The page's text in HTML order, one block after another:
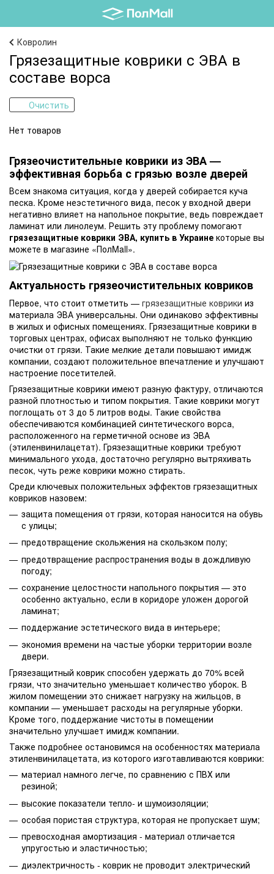
Ковролин
Грязезащитные коврики с ЭВА в
составе ворса
Очистить
Нет товаров
Грязеочистительные коврики из ЭВА —
эффективная борьба с грязью возле дверей
Всем знакома ситуация, когда у дверей собирается куча
песка. Кроме неэстетичного вида, песок у входной двери
негативно влияет на напольное покрытие, ведь повреждает
ламинат или линолеум. Решить эту проблему помогают
грязезащитные коврики ЭВА, купить в Украине которые вы
можете в магазине «ПолMall».
Актуальность грязеочистительных ковриков
Первое, что стоит отметить — грязезащитные коврики из
материала ЭВА универсальны. Они одинаково эффективны
в жилых и офисных помещениях. Грязезащитные коврики в
торговых центрах, офисах выполняют не только функцию
очистки от грязи. Такие мелкие детали повышают имидж
компании, создают положительное впечатление и улучшают
настроение посетителей.
Грязезащитные коврики имеют разную фактуру, отличаются
разной плотностью и типом покрытия. Такие коврики могут
поглощать от 3 до 5 литров воды. Такие свойства
обеспечиваются комбинацией синтетического ворса,
расположенного на герметичной основе из ЭВА
(этиленвинилацетат). Грязезащитные коврики требуют
минимального ухода, достаточно регулярно вытряхивать
песок, чуть реже коврики можно стирать.
Среди ключевых положительных эффектов грязезащитных
ковриков назовем:
защита помещения от грязи, которая наносится на обувь
с улицы;
предотвращение скольжения на скользком полу;
предотвращение распространения воды в дождливую
погоду;
сохранение целостности напольного покрытия — это
особенно актуально, если в коридоре уложен дорогой
ламинат;
поддержание эстетического вида в интерьере;
экономия времени на частые уборки территории возле
двери.
Грязезащитный коврик способен удержать до 70% всей
грязи, что значительно уменьшает количество уборок. В
жилом помещении это снижает нагрузку на жильцов, в
компании — уменьшает расходы на регулярные уборки.
Кроме того, поддержание чистоты в помещении
значительно улучшает имидж компании.
Также подробнее остановимся на особенностях материала
этиленвинилацетата, из которого изготавливаются коврики:
материал намного легче, по сравнению с ПВХ или
резиной;
высокие показатели тепло- и шумоизоляции;
особая пористая структура, которая не пропускает шум;
превосходная амортизация - материал отличается
упругостью и эластичностью;
диэлектричность - коврик не проводит электрический